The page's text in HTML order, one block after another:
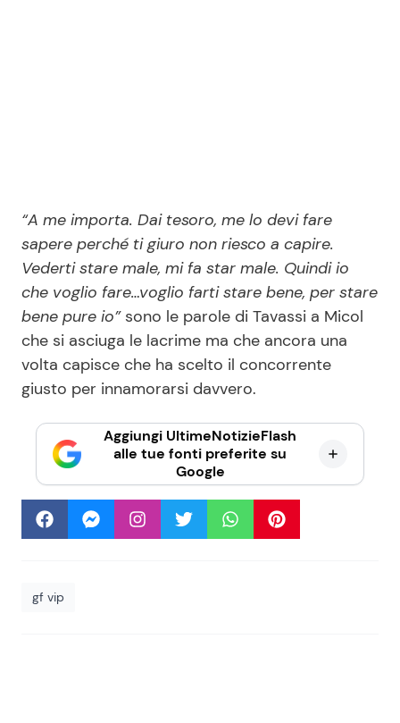
“A me importa. Dai tesoro, me lo devi fare
sapere perché ti giuro non riesco a capire.
Vederti stare male, mi fa star male. Quindi io
che voglio fare…voglio farti stare bene, per stare
bene pure io”sono le parole di Tavassi a Micol
che si asciuga le lacrime ma che ancora una
volta capisce che ha scelto il concorrente
giusto per innamorarsi davvero.
Aggiungi UltimeNotizieFlash
alle tue fonti preferite su
Google
gf vip